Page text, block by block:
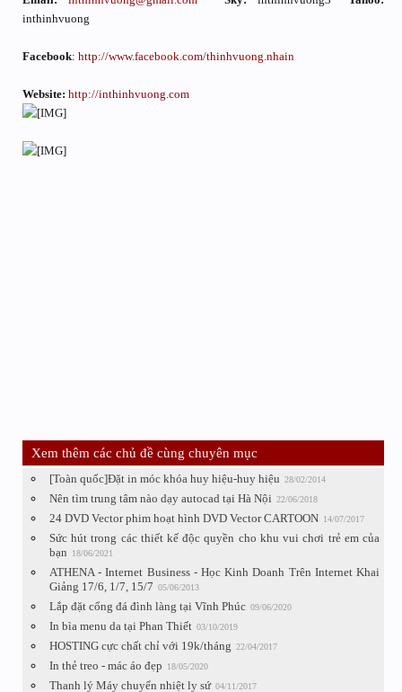
inthinhvuong
Facebook: http://www.facebook.com/thinhvuong.nhain
Website: http://inthinhvuong.com
Xem thêm các chủ đề cùng chuyên mục
[Toàn quốc]Đặt in móc khóa huy hiệu-huy hiệu 28/02/2014
Nên tìm trung tâm nào dạy autocad tại Hà Nội 22/06/2018
24 DVD Vector phim hoạt hình DVD Vector CARTOON 14/07/2017
Sức hút trong các thiết kế độc quyền cho khu vui chơi trẻ em của
bạn
18/06/2021
ATHENA - Internet Business - Học Kinh Doanh Trên Internet Khai
Giảng 17/6, 1/7, 15/7 05/06/2013
Lắp đặt cổng đá đình làng tại Vĩnh Phúc 09/06/2020
In bìa menu da tại Phan Thiết 03/10/2019
HOSTING cực chất chỉ với 19k/tháng 22/04/2017
In thẻ treo - mác áo đẹp 18/05/2020
Thanh lý Máy chuyển nhiệt ly sứ 04/11/2017